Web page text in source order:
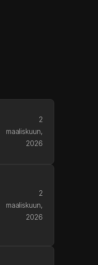
2
maaliskuun,
2026
2
maaliskuun,
2026